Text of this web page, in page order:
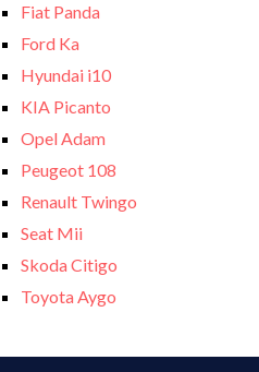
Fiat Panda
Ford Ka
Hyundai i10
KIA Picanto
Opel Adam
Peugeot 108
Renault Twingo
Seat Mii
Skoda Citigo
Toyota Aygo